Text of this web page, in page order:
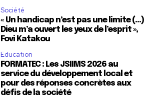
Société
« Un handicap n’est pas une limite (…)
Dieu m’a ouvert les yeux de l’esprit »,
Fovi Katakou
Education
FORMATEC : Les JSIIMS 2026 au
service du développement local et
pour des réponses concrètes aux
défis de la société